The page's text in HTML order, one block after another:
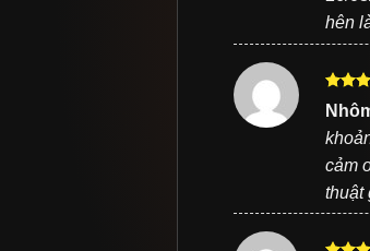
hên
Được
sao
cảm
thuật